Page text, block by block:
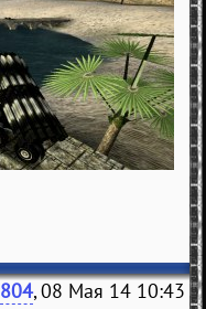
804, 08 Мая 14 10:43